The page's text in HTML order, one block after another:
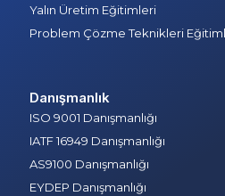
Yalın Üretim Eğitimleri
Problem Çözme Teknikleri
Danışmanlık
ISO 9001 Danışmanlığı
IATF 16949 Danışmanlığı
AS9100 Danışmanlığı
EYDEP Danışmanlığı